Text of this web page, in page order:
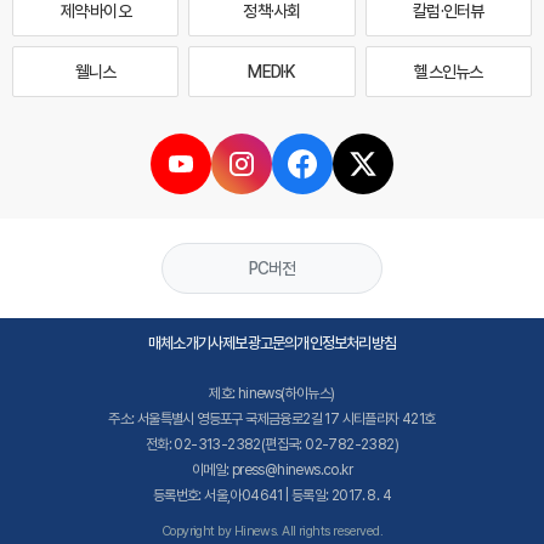
제약·바이오 정책·사회 칼럼·인터뷰
웰니스 MEDI·K 헬스인뉴스
PC버전
매체소개기사제보광고문의개인정보처리방침
제호: hinews(하이뉴스)
주소: 서울특별시 영등포구 국제금융로2길 17 시티플라자 421호
전화: 02-313-2382(편집국: 02-782-2382)
이메일: press@hinews.co.kr
등록번호: 서울,아04641 | 등록일: 2017. 8. 4
Copyright by Hinews. All rights reserved.